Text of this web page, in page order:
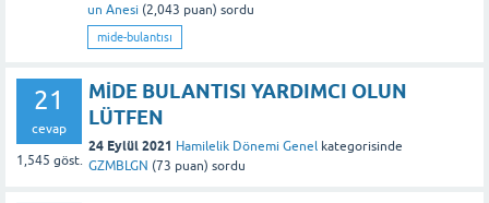
un Anesi (2,043 puan) sordu
mide-bulantısı
21
cevap
1,545 göst.
MİDE BULANTISI YARDIMCI OLUN
LÜTFEN
24 Eylül 2021 Hamilelik Dönemi Genel kategorisinde
GZMBLGN (73 puan) sordu